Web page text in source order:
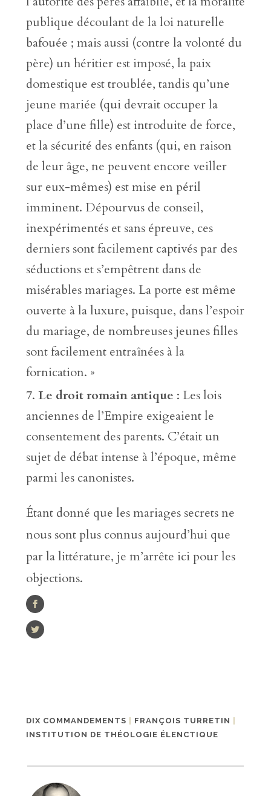
publique découlant de la loi naturelle
bafouée ; mais aussi (contre la volonté du
père) un héritier est imposé, la paix
domestique est troublée, tandis qu’une
jeune mariée (qui devrait occuper la
place d’une fille) est introduite de force,
et la sécurité des enfants (qui, en raison
de leur âge, ne peuvent encore veiller
sur eux-mêmes) est mise en péril
imminent. Dépourvus de conseil,
inexpérimentés et sans épreuve, ces
derniers sont facilement captivés par des
séductions et s’empêtrent dans de
misérables mariages. La porte est même
ouverte à la luxure, puisque, dans l’espoir
du mariage, de nombreuses jeunes filles
sont facilement entraînées à la
fornication. »
Le droit romain antique : Les lois
anciennes de l’Empire exigeaient le
consentement des parents. C’était un
sujet de débat intense à l’époque, même
parmi les canonistes.
Étant donné que les mariages secrets ne
nous sont plus connus aujourd’hui que
par la littérature, je m’arrête ici pour les
objections.
DIX COMMANDEMENTS | FRANÇOIS TURRETIN |
INSTITUTION DE THÉOLOGIE ÉLENCTIQUE